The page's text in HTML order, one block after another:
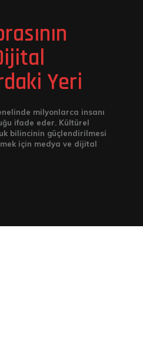
Yeri
milyonlarca insanı
ifade eder. Kültürel
bilincinin güçlendirilmesi
için medya ve dijital